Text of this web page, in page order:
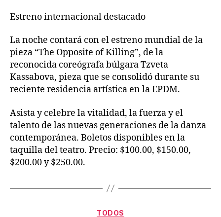
Estreno internacional destacado
La noche contará con el estreno mundial de la
pieza “The Opposite of Killing”, de la
reconocida coreógrafa búlgara Tzveta
Kassabova, pieza que se consolidó durante su
reciente residencia artística en la EPDM.
Asista y celebre la vitalidad, la fuerza y el
talento de las nuevas generaciones de la danza
contemporánea. Boletos disponibles en la
taquilla del teatro. Precio: $100.00, $150.00,
$200.00 y $250.00.
TODOS